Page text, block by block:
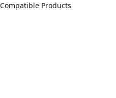
Compatible Products